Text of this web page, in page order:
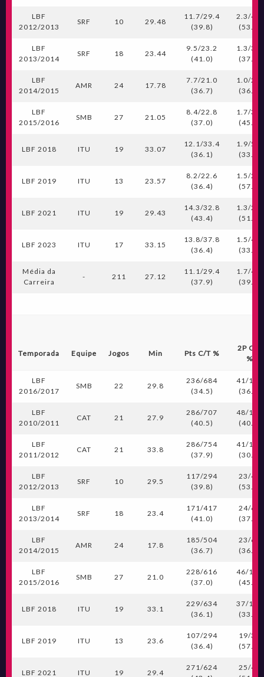
LBF
2012/2013
SRF 10 29.48
11.7/29.4
(39.8)
2.3/4.3
(53.5)
LBF
2013/2014
SRF 18 23.44
9.5/23.2
(41.0)
1.3/3.6
(37.5)
LBF
2014/2015
AMR 24 17.78
7.7/21.0
(36.7)
1.0/2.6
(36.5)
LBF
2015/2016
SMB 27 21.05
8.4/22.8
(37.0)
1.7/3.7
(45.5)
LBF 2018 ITU 19 33.07
12.1/33.4
(36.1)
1.9/5.7
(33.9)
LBF 2019 ITU 13 23.57
8.2/22.6
(36.4)
1.5/2.5
(57.6)
LBF 2021 ITU 19 29.43
14.3/32.8
(43.4)
1.3/2.6
(51.0)
LBF 2023 ITU 17 33.15
13.8/37.8
(36.4)
1.5/4.4
(33.3)
Média da
Carreira
- 211 27.12
11.1/29.4
(37.9)
1.7/4.2
(39.0)
Temporada Equipe Jogos Min Pts C/T %
2P C/T
%
LBF
2016/2017
SMB 22 29.8
236/684
(34.5)
41/114
(36.0)
LBF
2010/2011
CAT 21 27.9
286/707
(40.5)
48/118
(40.7)
LBF
2011/2012
CAT 21 33.8
286/754
(37.9)
41/133
(30.8)
LBF
2012/2013
SRF 10 29.5
117/294
(39.8)
23/43
(53.5)
LBF
2013/2014
SRF 18 23.4
171/417
(41.0)
24/64
(37.5)
LBF
2014/2015
AMR 24 17.8
185/504
(36.7)
23/63
(36.5)
LBF
2015/2016
SMB 27 21.0
228/616
(37.0)
46/101
(45.5)
LBF 2018 ITU 19 33.1
229/634
(36.1)
37/109
(33.9)
LBF 2019 ITU 13 23.6
107/294
(36.4)
19/33
(57.6)
LBF 2021 ITU 19 29.4
271/624
25/49